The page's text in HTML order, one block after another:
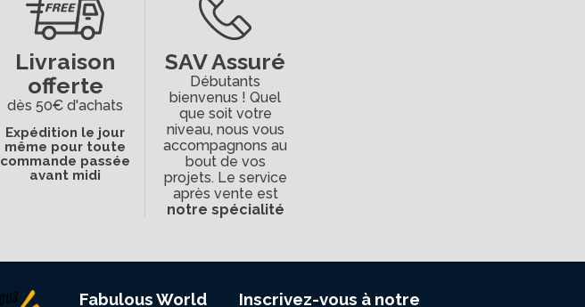
Livraison
offerte
dès 50€ d'achats
Expédition le jour
même pour toute
commande passée
avant midi
SAV Assuré
Débutants
bienvenus ! Quel
que soit votre
niveau, nous vous
accompagnons au
bout de vos
projets. Le service
après vente est
notre spécialité
Fabulous World
Inscrivez-vous à notre